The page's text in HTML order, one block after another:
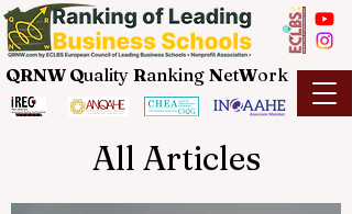
QRNW Quality Ranking NetWork
All Articles